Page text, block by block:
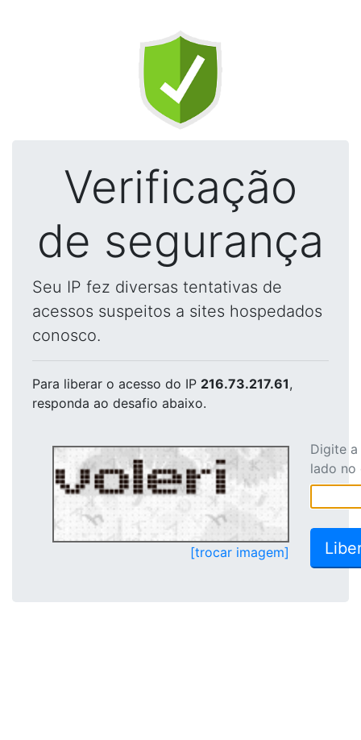
Verificação
de segurança
Seu IP fez diversas tentativas de
acessos suspeitos a sites hospedados
conosco.
Para liberar o acesso do IP 216.73.217.61,
responda ao desafio abaixo.
[trocar imagem]
Digite
lado no